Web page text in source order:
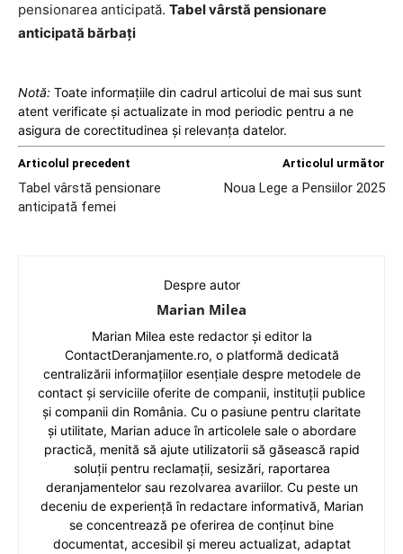
pensionarea anticipată. Tabel vârstă pensionare
anticipată bărbați
Notă: Toate informațiile din cadrul articolui de mai sus sunt
atent verificate și actualizate in mod periodic pentru a ne
asigura de corectitudinea și relevanța datelor.
Articolul precedent
Tabel vârstă pensionare
anticipată femei
Articolul următor
Noua Lege a Pensiilor 2025
Despre autor
Marian Milea
Marian Milea este redactor și editor la
ContactDeranjamente.ro, o platformă dedicată
centralizării informațiilor esențiale despre metodele de
contact și serviciile oferite de companii, instituții publice
și companii din România. Cu o pasiune pentru claritate
și utilitate, Marian aduce în articolele sale o abordare
practică, menită să ajute utilizatorii să găsească rapid
soluții pentru reclamații, sesizări, raportarea
deranjamentelor sau rezolvarea avariilor. Cu peste un
deceniu de experiență în redactare informativă, Marian
se concentrează pe oferirea de conținut bine
documentat, accesibil și mereu actualizat, adaptat